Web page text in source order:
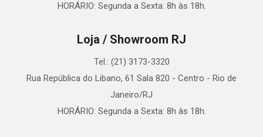
HORÁRIO: Segunda a Sexta: 8h às 18h.
Loja / Showroom RJ
Tel.: (21) 3173-3320
Rua República do Libano, 61 Sala 820 - Centro - Rio de
Janeiro/RJ
HORÁRIO: Segunda a Sexta: 8h às 18h.